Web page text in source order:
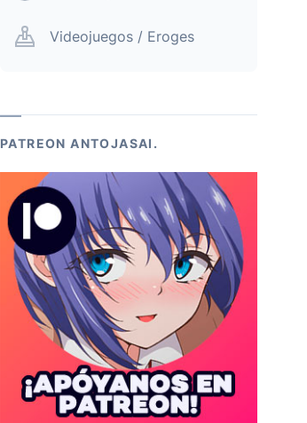
Videojuegos / Eroges
PATREON ANTOJASAI.